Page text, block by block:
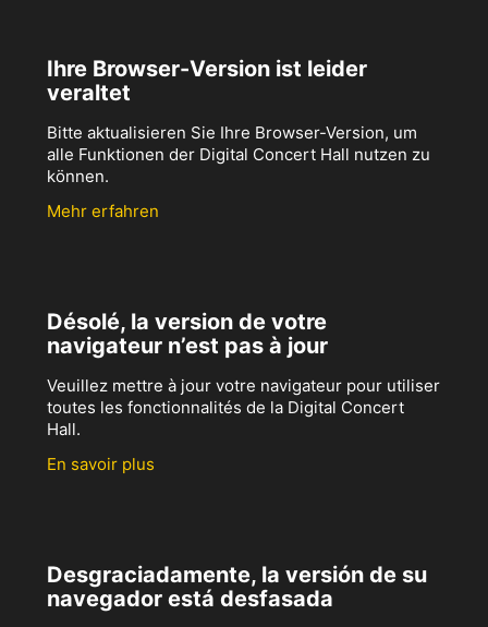
Ihre Browser-Version ist leider
veraltet
Bitte aktualisieren Sie Ihre Browser-Version, um
alle Funktionen der Digital Concert Hall nutzen zu
können.
Mehr erfahren
Désolé, la version de votre
navigateur n’est pas à jour
Veuillez mettre à jour votre navigateur pour utiliser
toutes les fonctionnalités de la Digital Concert
Hall.
En savoir plus
Desgraciadamente, la versión de su
navegador está desfasada